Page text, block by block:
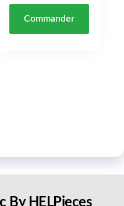
Commander
By HELPieces